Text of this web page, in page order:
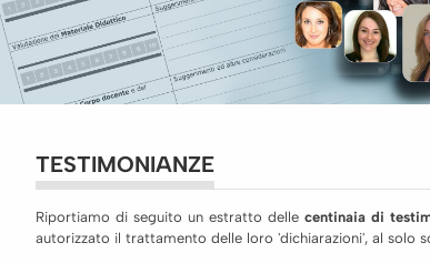
TESTIMONIANZE
Riportiamo di seguito un estratto dellecentinaia di
autorizzato il trattamento delle loro 'dichiarazioni', al solo